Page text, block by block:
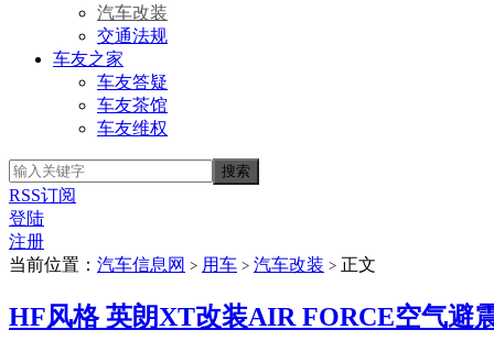
汽车改装
交通法规
车友之家
车友答疑
车友茶馆
车友维权
RSS订阅
登陆
注册
当前位置： 汽车信息网 > 用车 > 汽车改装 > 正文
HF风格 英朗XT改装AIR FORCE空气避